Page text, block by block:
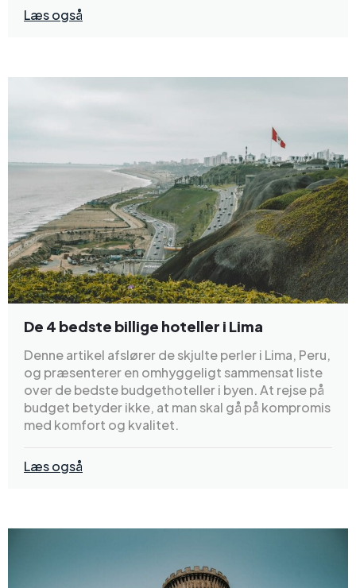
Læs også
De 4 bedste billige hoteller i Lima
Denne artikel afslører de skjulte perler i Lima, Peru,
og præsenterer en omhyggeligt sammensat liste
over de bedste budgethoteller i byen. At rejse på
budget betyder ikke, at man skal gå på kompromis
med komfort og kvalitet.
Læs også